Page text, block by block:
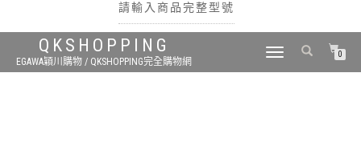
請輸入商品完整型號
QKSHOPPING
EGAWA穎川購物 / QKSHOPPING完全購物網
TOGGLE
0